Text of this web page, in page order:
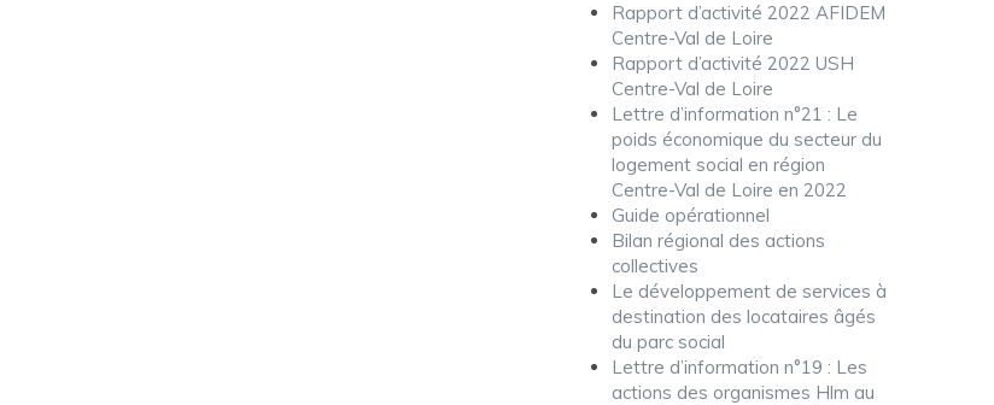
Rapport d’activité 2022 AFIDEM
Centre-Val de Loire
Rapport d’activité 2022 USH
Centre-Val de Loire
Lettre d’information n°21 : Le
poids économique du secteur du
logement social en région
Centre-Val de Loire en 2022
Guide opérationnel
Bilan régional des actions
collectives
Le développement de services à
destination des locataires âgés
du parc social
Lettre d’information n°19 : Les
actions des organismes Hlm au